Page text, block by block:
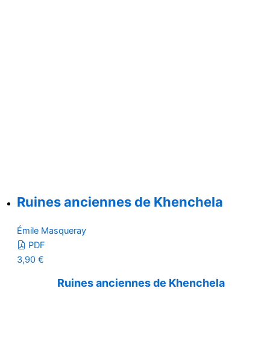
Ruines anciennes de Khenchela
Émile Masqueray
PDF
3,90 €
Ruines anciennes de Khenchela